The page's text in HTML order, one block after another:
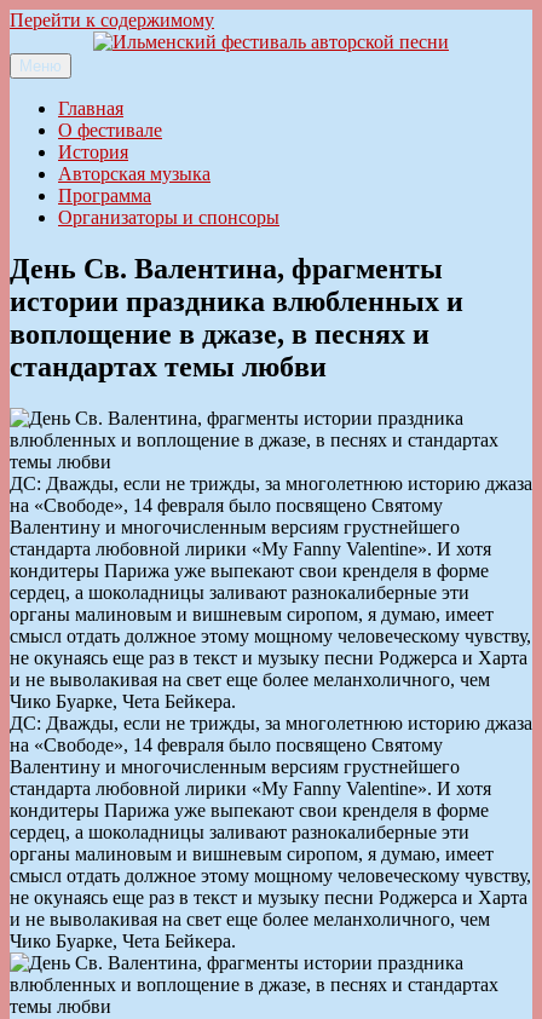
Перейти к содержимому
Ильменский фестиваль авторской песни
Меню
Главная
О фестивале
История
Авторская музыка
Программа
Организаторы и спонсоры
День Св. Валентина, фрагменты
истории праздника влюбленных и
воплощение в джазе, в песнях и
стандартах темы любви
ДС: Дважды, если не трижды, за многолетнюю историю джаза
на «Свободе», 14 февраля было посвящено Святому
Валентину и многочисленным версиям грустнейшего
стандарта любовной лирики «My Fanny Valentine». И хотя
кондитеры Парижа уже выпекают свои кренделя в форме
сердец, а шоколадницы заливают разнокалиберные эти
органы малиновым и вишневым сиропом, я думаю, имеет
смысл отдать должное этому мощному человеческому чувству,
не окунаясь еще раз в текст и музыку песни Роджерса и Харта
и не выволакивая на свет еще более меланхоличного, чем
Чико Буарке, Чета Бейкера.
ДС: Дважды, если не трижды, за многолетнюю историю джаза
на «Свободе», 14 февраля было посвящено Святому
Валентину и многочисленным версиям грустнейшего
стандарта любовной лирики «My Fanny Valentine». И хотя
кондитеры Парижа уже выпекают свои кренделя в форме
сердец, а шоколадницы заливают разнокалиберные эти
органы малиновым и вишневым сиропом, я думаю, имеет
смысл отдать должное этому мощному человеческому чувству,
не окунаясь еще раз в текст и музыку песни Роджерса и Харта
и не выволакивая на свет еще более меланхоличного, чем
Чико Буарке, Чета Бейкера.